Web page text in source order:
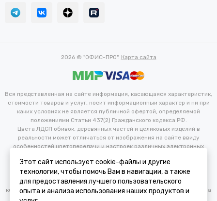
2026 © "ОФИС-ПРО". Карта сайта
Вся представленная на сайте информация, касающаяся характеристик,
стоимости товаров и услуг, носит информационный характер и ни при
каких условиях не является публичной офертой, определяемой
положениями Статьи 437(2) Гражданского кодекса РФ.
Цвета ЛДСП обивок, деревянных частей и целиковых изделий в
реальности может отличаться от изображения на сайте ввиду
особенностей цветопередачи и настроек различных электронных
изменения в технические и иные характеристики изделий для
улучшения их эксплуатационных и технических параметров без
предварительного уведомления потребителя. Изменение
конфигурации продукта не является основанием для возврата/обмена
Этот сайт использует cookie-файлы и другие
технологии, чтобы помочь Вам в навигации, а также
для предоставления лучшего пользовательского
опыта и анализа использования наших продуктов и